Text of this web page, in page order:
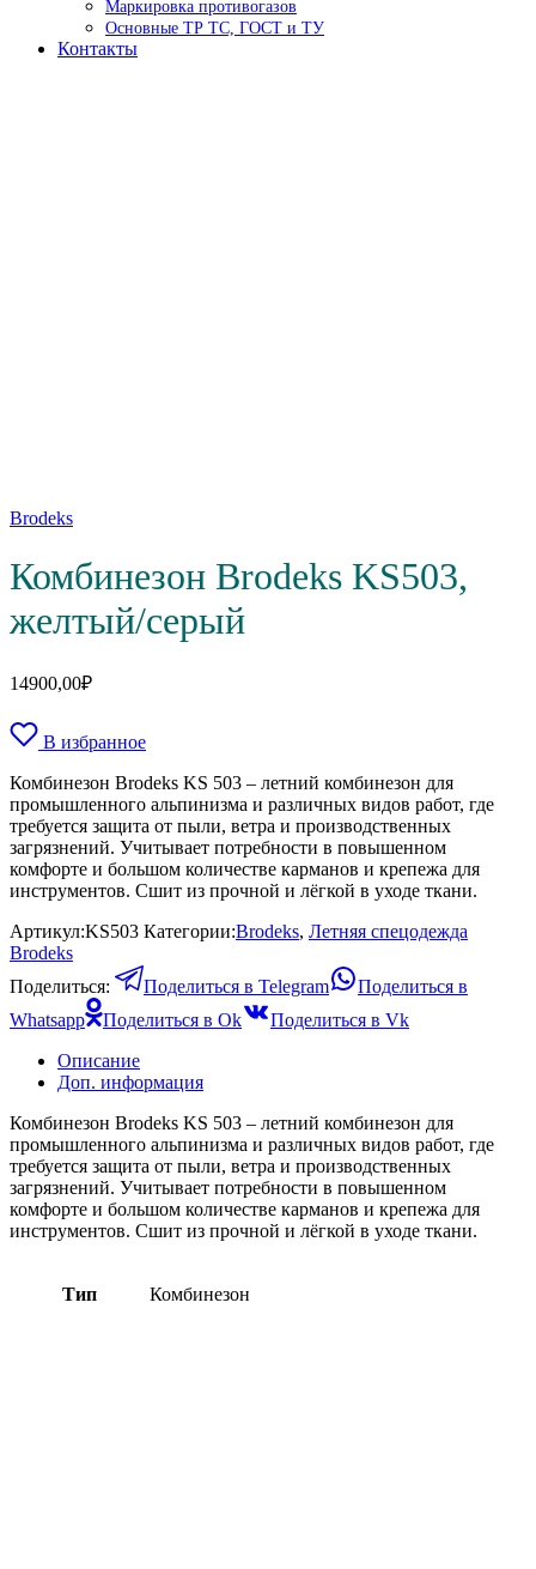
Маркировка противогазов
Основные ТР ТС, ГОСТ и ТУ
Контакты
Brodeks
Комбинезон Brodeks KS503,
желтый/серый
14900,00₽
В избранное
Комбинезон Brodeks KS 503 – летний комбинезон для
промышленного альпинизма и различных видов работ, где
требуется защита от пыли, ветра и производственных
загрязнений. Учитывает потребности в повышенном
комфорте и большом количестве карманов и крепежа для
инструментов. Сшит из прочной и лёгкой в уходе ткани.
Артикул:KS503 Категории:Brodeks, Летняя спецодежда
Brodeks
Поделиться:
Поделиться в Telegram
Поделиться в
Whatsapp
Поделиться в Ok
Поделиться в Vk
Описание
Доп. информация
Комбинезон Brodeks KS 503 – летний комбинезон для
промышленного альпинизма и различных видов работ, где
требуется защита от пыли, ветра и производственных
загрязнений. Учитывает потребности в повышенном
комфорте и большом количестве карманов и крепежа для
инструментов. Сшит из прочной и лёгкой в уходе ткани.
Тип Комбинезон